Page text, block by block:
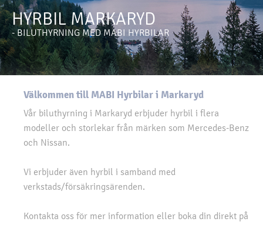
HYRBIL MARKARYD
- BILUTHYRNING MED MABI HYRBILAR
Välkommen till MABI Hyrbilar i Markaryd
Vår biluthyrning i Markaryd erbjuder hyrbil i flera
modeller och storlekar från märken som Mercedes-Benz
och Nissan.
Vi erbjuder även hyrbil i samband med
verkstads/försäkringsärenden.
Kontakta oss för mer information eller boka din direkt på